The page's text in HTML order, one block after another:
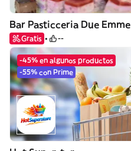
Bar Pasticceria Due Emme
Gratis --
-45% en algunos productos
-55% con Prime